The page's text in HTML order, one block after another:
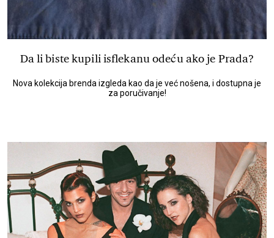
Da li biste kupili isflekanu odeću ako je Prada?
Nova kolekcija brenda izgleda kao da je već nošena, i dostupna je
za poručivanje!